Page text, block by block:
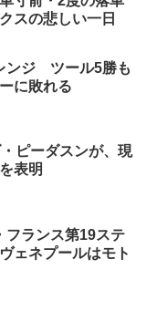
スの悲しい一日
ンジ ツール5勝も
に敗れる
ピーダスンが、現
表明
フランス第19ステ
ェネプールはモト